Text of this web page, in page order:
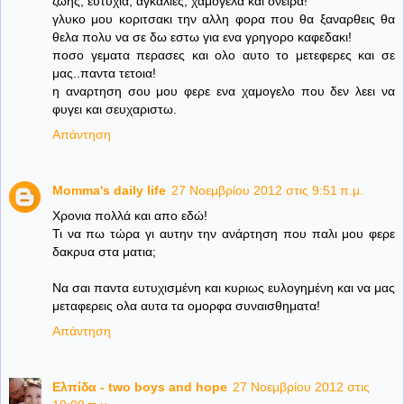
γλυκο μου κοριτσακι την αλλη φορα που θα ξαναρθεις θα
θελα πολυ να σε δω εστω για ενα γρηγορο καφεδακι!
ποσο γεματα περασες και ολο αυτο το μετεφερες και σε
μας..παντα τετοια!
η αναρτηση σου μου φερε ενα χαμογελο που δεν λεει να
φυγει και σευχαριστω.
Απάντηση
Momma's daily life 27 Νοεμβρίου 2012 στις 9:51 π.μ.
Χρονια πολλά και απο εδώ!
Τι να πω τώρα γι αυτην την ανάρτηση που παλι μου φερε
δακρυα στα ματια;
Να σαι παντα ευτυχισμένη και κυριως ευλογημένη και να μας
μεταφερεις ολα αυτα τα ομορφα συναισθηματα!
Απάντηση
Ελπίδα - two boys and hope 27 Νοεμβρίου 2012 στις